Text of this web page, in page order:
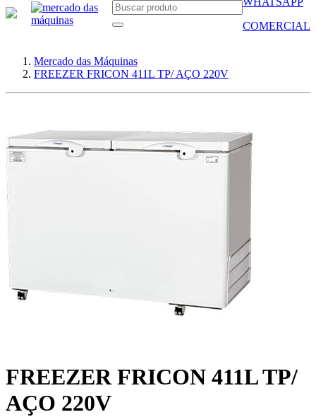
COMERCIAL
Mercado das Máquinas
FREEZER FRICON 411L TP/ AÇO 220V
FREEZER FRICON 411L TP/
AÇO 220V